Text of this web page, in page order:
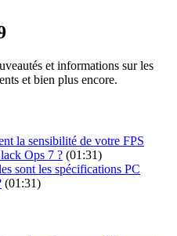
et informations sur les
et bien plus encore.
la sensibilité de votre FPS
Ops 7 ? (01:31)
sont les spécifications PC
(01:31)